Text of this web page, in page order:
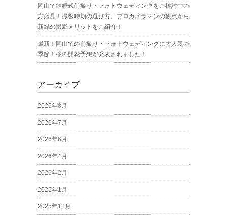
岡山で結婚式前撮り・フォトウェディングをご検討中の
方必見！撮影時期の選び方、プロカメラマンの観点から
新緑の撮影メリットをご紹介！
最新！岡山での前撮り・フォトウェディングに大人気の
季節！桜の開花予想が発表されました！
アーカイブ
2026年8月
2026年7月
2026年6月
2026年4月
2026年2月
2026年1月
2025年12月